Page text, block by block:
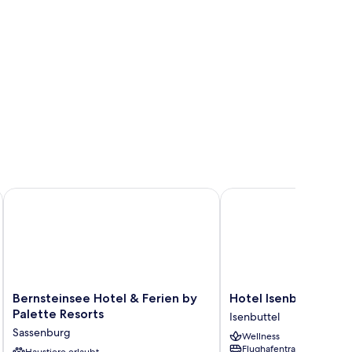
Bernsteinsee
Hotel
Ferien
Bernsteinsee Hotel & Ferien by
Palette Resorts
Sassenburg
Bernsteinsee Hotel & Ferien by Palette Resorts
Hotel
Isenbütteler
Hof
Isenbuttel
Hotel Isenbütteler
Isenbuttel
Wellness
Flughafentransfer
Hotel Isenbütteler Hof